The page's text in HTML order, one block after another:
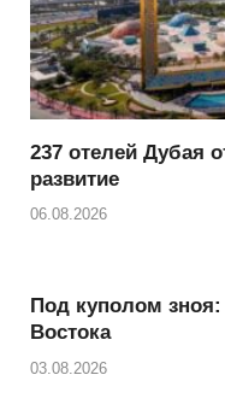
237 отелей Дубая
развитие
06.08.2026
Под куполом
Востока
03.08.2026